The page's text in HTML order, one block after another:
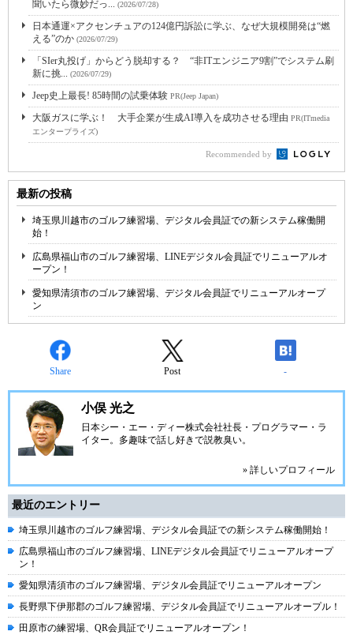
聞いたら微妙だっ... (2026/07/28)
日本通運×アクセンチュアの124億円訴訟に学ぶ、なぜ大規模開発は“燃
える”のか (2026/07/29)
「SIer丸投げ」からどう脱却する？ “非ITエンジニア9割”でシステム刷
新に挑... (2026/07/29)
Jeep史上最長! 85時間の試乗体験 PR(Jeep Japan)
大阪ガスに学ぶ！ 大手企業が生成AI導入を成功させる理由 PR(ITmedia
エンタープライズ)
Recommended by
最新の投稿
埼玉県川越市のゴルフ練習場、デジタル会員証での新システム稼働開
始！
広島県福山市のゴルフ練習場、LINEデジタル会員証でリニューアルオ
ープン！
愛知県清須市のゴルフ練習場、デジタル会員証でリニューアルオープ
ン
Share Post -
小俣 光之
日本シー・エー・ディー株式会社社長・プログラマー・ラ
イター。多趣味で話し好きで説教臭い。
» 詳しいプロフィール
最近のエントリー
埼玉県川越市のゴルフ練習場、デジタル会員証での新システム稼働開始！
広島県福山市のゴルフ練習場、LINEデジタル会員証でリニューアルオープ
ン！
愛知県清須市のゴルフ練習場、デジタル会員証でリニューアルオープン
長野県下伊那郡のゴルフ練習場、デジタル会員証でリニューアルオープル！
田原市の練習場、QR会員証でリニューアルオープン！